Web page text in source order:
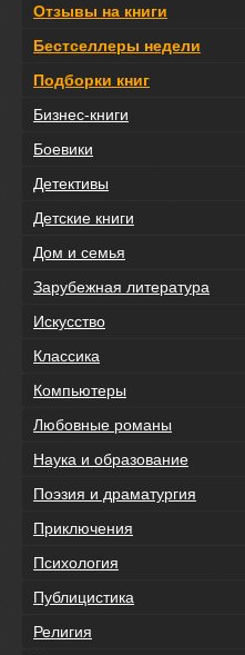
Отзывы на книги
Бестселлеры недели
Подборки книг
Бизнес-книги
Боевики
Детективы
Детские книги
Дом и семья
Зарубежная литература
Искусство
Классика
Компьютеры
Любовные романы
Наука и образование
Поэзия и драматургия
Приключения
Психология
Публицистика
Религия